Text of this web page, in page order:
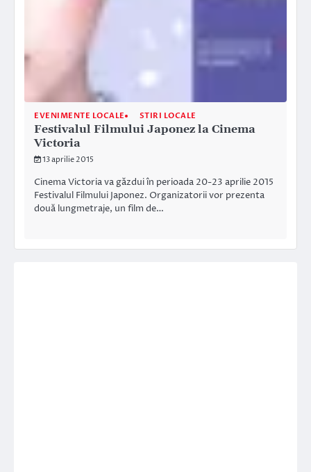
EVENIMENTE LOCALE STIRI LOCALE
Festivalul Filmului Japonez la Cinema
Victoria
13 aprilie 2015
Cinema Victoria va găzdui în perioada 20-23 aprilie 2015
Festivalul Filmului Japonez. Organizatorii vor prezenta
două lungmetraje, un film de…